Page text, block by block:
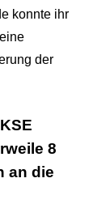
konnte ihr
der
8
an die